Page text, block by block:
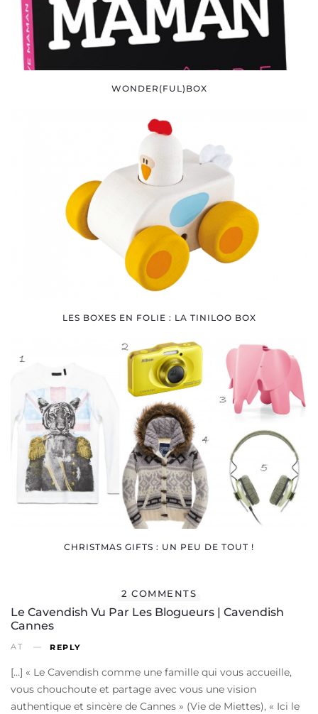
WONDER(FUL)BOX
LES BOXES EN FOLIE : LA TINILOO BOX
CHRISTMAS GIFTS : UN PEU DE TOUT !
2 COMMENTS
Le Cavendish Vu Par Les Blogueurs | Cavendish
Cannes
AT REPLY
[…] « Le Cavendish comme une famille qui vous accueille,
vous chouchoute et partage avec vous une vision
authentique et sincère de Cannes » (Vie de Miettes), « Ici le